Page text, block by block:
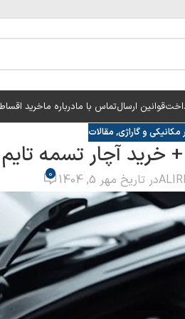
قوانین ارسالتماس با مادرباره ماخرید
مکانیکی و گاراژی, مقالات
خرید آچار تسمه
در تاریخ مهر 5, 1404 0